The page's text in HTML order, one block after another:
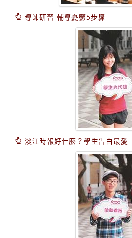
導師研習 輔導憂鬱5步驟
淡江時報好什麼？學生告白最愛